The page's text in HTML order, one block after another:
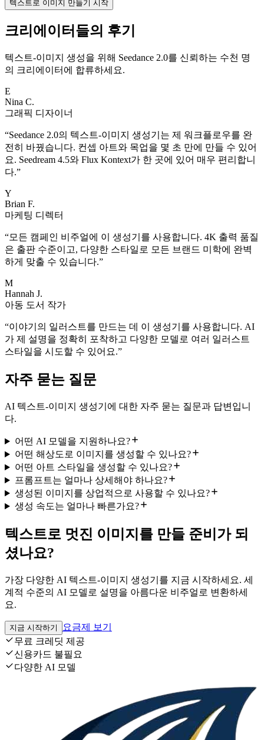
텍스트로 이미지 만들기 시작
크리에이터들의 후기
텍스트-이미지 생성을 위해 Seedance 2.0를 신뢰하는 수천 명
의 크리에이터에 합류하세요.
E
Nina C.
그래픽 디자이너
“Seedance 2.0의 텍스트-이미지 생성기는 제 워크플로우를 완
전히 바꿨습니다. 컨셉 아트와 목업을 몇 초 만에 만들 수 있어
요. Seedream 4.5와 Flux Kontext가 한 곳에 있어 매우 편리합니
다.”
Y
Brian F.
마케팅 디렉터
“모든 캠페인 비주얼에 이 생성기를 사용합니다. 4K 출력 품질
은 출판 수준이고, 다양한 스타일로 모든 브랜드 미학에 완벽
하게 맞출 수 있습니다.”
M
Hannah J.
아동 도서 작가
“이야기의 일러스트를 만드는 데 이 생성기를 사용합니다. AI
가 제 설명을 정확히 포착하고 다양한 모델로 여러 일러스트
스타일을 시도할 수 있어요.”
자주 묻는 질문
AI 텍스트-이미지 생성기에 대한 자주 묻는 질문과 답변입니
다.
어떤 AI 모델을 지원하나요?
어떤 해상도로 이미지를 생성할 수 있나요?
어떤 아트 스타일을 생성할 수 있나요?
프롬프트는 얼마나 상세해야 하나요?
생성된 이미지를 상업적으로 사용할 수 있나요?
생성 속도는 얼마나 빠른가요?
텍스트로 멋진 이미지를 만들 준비가 되
셨나요?
가장 다양한 AI 텍스트-이미지 생성기를 지금 시작하세요. 세
계적 수준의 AI 모델로 설명을 아름다운 비주얼로 변환하세
요.
지금 시작하기
요금제 보기
무료 크레딧 제공
신용카드 불필요
다양한 AI 모델